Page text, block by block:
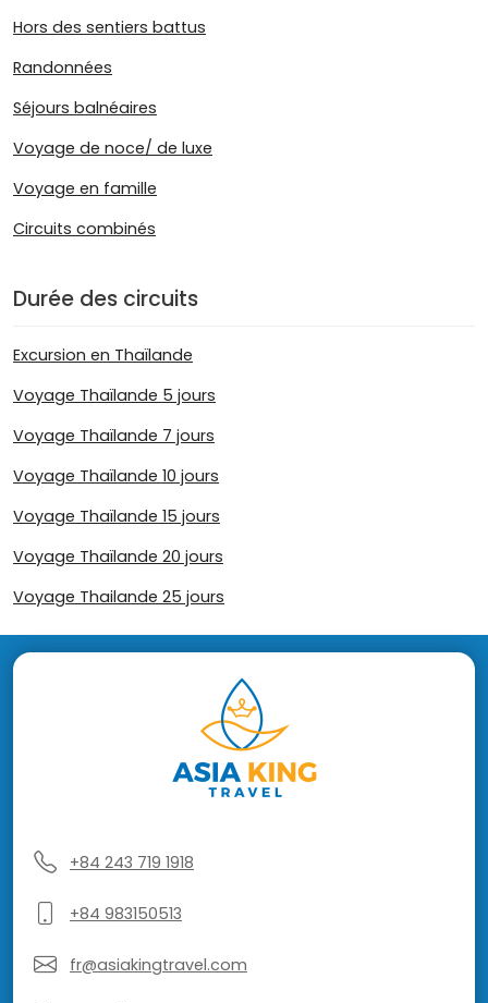
Hors des sentiers battus
Randonnées
Séjours balnéaires
Voyage de noce/ de luxe
Voyage en famille
Circuits combinés
Durée des circuits
Excursion en Thaïlande
Voyage Thaïlande 5 jours
Voyage Thaïlande 7 jours
Voyage Thaïlande 10 jours
Voyage Thaïlande 15 jours
Voyage Thaïlande 20 jours
Voyage Thailande 25 jours
+84 243 719 1918
+84 983150513
fr@asiakingtravel.com